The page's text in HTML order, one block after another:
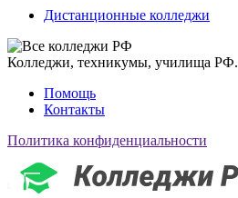
Дистанционные колледжи
Колледжи, техникумы, училища РФ.
Помощь
Контакты
Политика конфиденциальности